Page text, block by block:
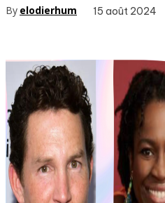
By elodierhum 15 août 2024